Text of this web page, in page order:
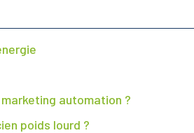
automation ?
poids lourd ?